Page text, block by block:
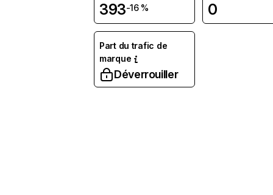
393-16 % 0
Part du trafic de
marque
Déverrouiller